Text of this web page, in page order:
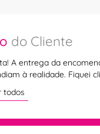
do Cliente
A entrega da
à realidade. Fiquei
todos